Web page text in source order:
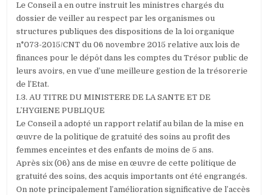
Le Conseil a en outre instruit les ministres chargés du
dossier de veiller au respect par les organismes ou
structures publiques des dispositions de la loi organique
n°073-2015/CNT du 06 novembre 2015 relative aux lois de
finances pour le dépôt dans les comptes du Trésor public de
leurs avoirs, en vue d’une meilleure gestion de la trésorerie
de l’Etat.
I.3. AU TITRE DU MINISTERE DE LA SANTE ET DE
L’HYGIENE PUBLIQUE
Le Conseil a adopté un rapport relatif au bilan de la mise en
œuvre de la politique de gratuité des soins au profit des
femmes enceintes et des enfants de moins de 5 ans.
Après six (06) ans de mise en œuvre de cette politique de
gratuité des soins, des acquis importants ont été engrangés.
On note principalement l’amélioration significative de l’accès